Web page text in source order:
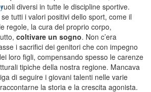
diversi in tutte le discipline sportive.
tutti i valori positivi dello sport, come il
regole, la cura del proprio corpo,
coltivare un sogno. Non c’era
i sacrifici dei genitori che con impegno
loro figli, compensando spesso le carenze
tipiche della nostra regione. Mancava
di seguire i giovani talenti nelle varie
la storia e la crescita agonista.